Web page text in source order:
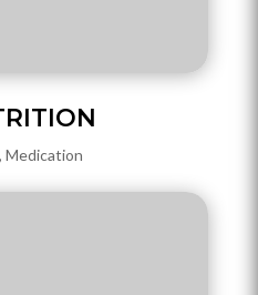
, Medication